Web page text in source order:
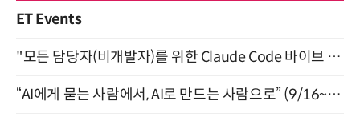
ET Events
"모든 담당자(비개발자)를 위한 Claude Code 바이브 코딩 2-day 부트캠프" 9월 16~17일 개최
“AI에게 묻는 사람에서, AI로 만드는 사람으로” (9/16~17)